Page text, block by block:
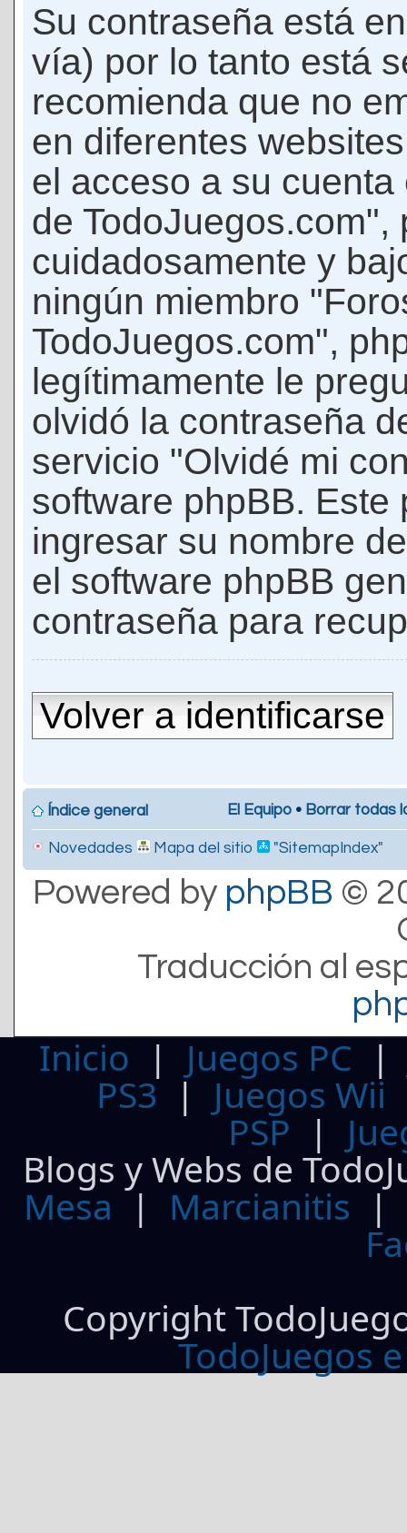
Su contraseña está
vía) por lo tanto está
recomienda que no
en diferentes
el acceso a su
de
cuidadosamente y
ningún miembro
TodoJuegos.com",
legítimamente le
olvidó la contraseña
servicio "Olvidé mi
software phpBB.
ingresar su nombre
el software phpBB
contraseña para
Volver a identificarse
Índice general El Equipo • Borrar todas
Novedades Mapa del sitio "SitemapIndex"
Powered by phpBB ©
Traducción al
Inicio | Juegos PC
PS3| Juegos Wii
PSP |
Blogs y Webs de
Mesa | Marcianitis |
Copyright
TodoJuegos